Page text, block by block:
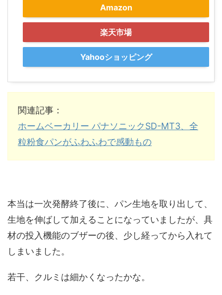
Amazon
楽天市場
Yahooショッピング
関連記事：
ホームベーカリー パナソニックSD-MT3、全
粒粉食パンがふわふわで感動もの
本当は一次発酵終了後に、パン生地を取り出して、
生地を伸ばして加えることになっていましたが、具
材の投入機能のブザーの後、少し経ってから入れて
しまいました。
若干、クルミは細かくなったかな。